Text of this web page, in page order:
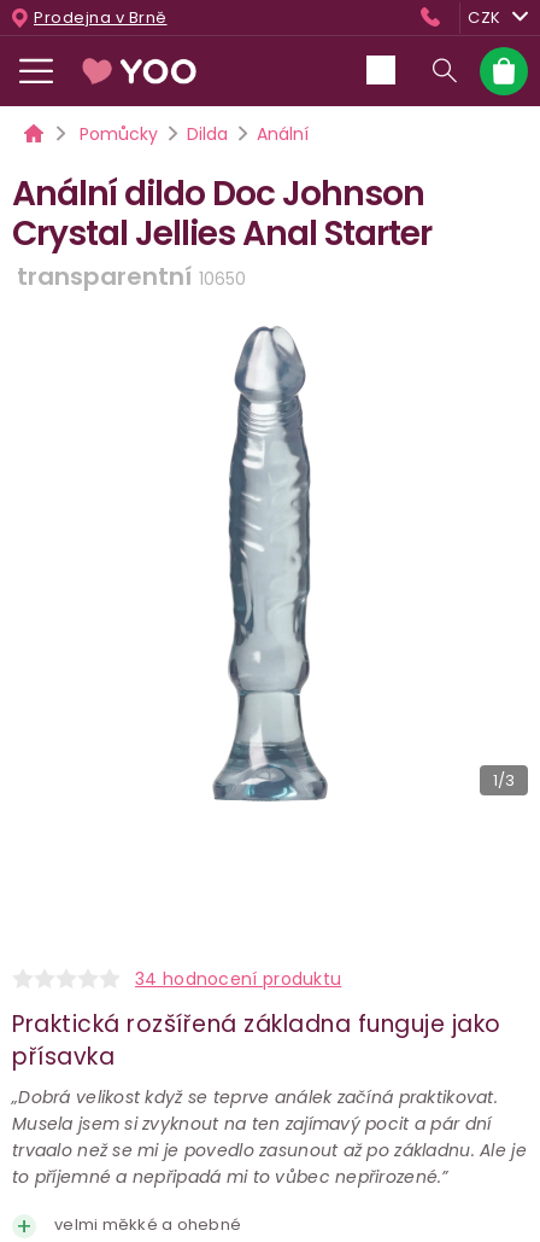
Přejít
na
obsah
Prodejna v Brně CZK
košík
DomůPomůcky Dilda Anální
Anální dildo Doc Johnson
Crystal Jellies Anal Starter
transparentní 10650
1/3
34 hodnocení produktu
Praktická rozšířená základna funguje jako
přísavka
„Dobrá velikost když se teprve análek začíná praktikovat.
Musela jsem si zvyknout na ten zajímavý pocit a pár dní
trvaalo než se mi je povedlo zasunout až po základnu. Ale je
to příjemné a nepřipadá mi to vůbec nepřirozené.”
velmi měkké a ohebné